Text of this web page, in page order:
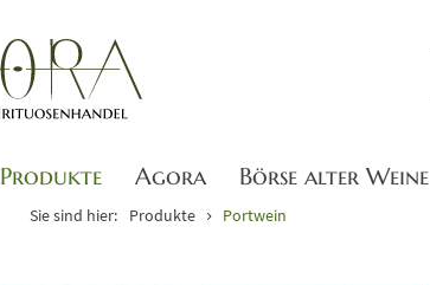
Produkte Agora Börse alter Weine
Sie sind hier: Produkte Portwein